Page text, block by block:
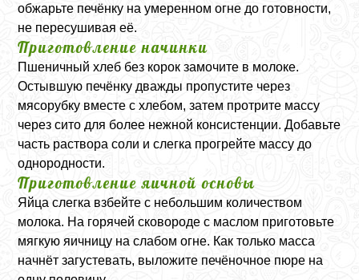
обжарьте печёнку на умеренном огне до готовности,
не пересушивая её.
Приготовление начинки
Пшеничный хлеб без корок замочите в молоке.
Остывшую печёнку дважды пропустите через
мясорубку вместе с хлебом, затем протрите массу
через сито для более нежной консистенции. Добавьте
часть раствора соли и слегка прогрейте массу до
однородности.
Приготовление яичной основы
Яйца слегка взбейте с небольшим количеством
молока. На горячей сковороде с маслом приготовьте
мягкую яичницу на слабом огне. Как только масса
начнёт загустевать, выложите печёночное пюре на